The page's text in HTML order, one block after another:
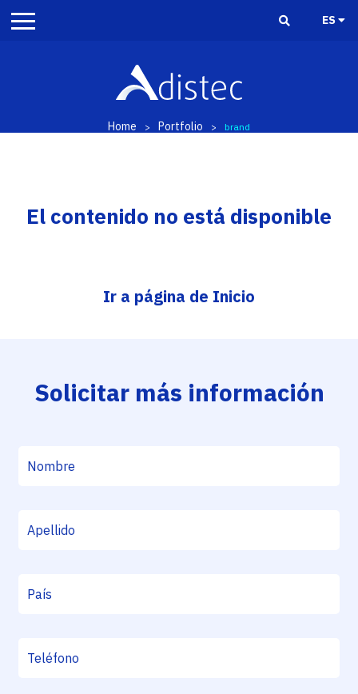
ES
Home > Portfolio > brand
El contenido no está disponible
Ir a página de Inicio
Solicitar más información